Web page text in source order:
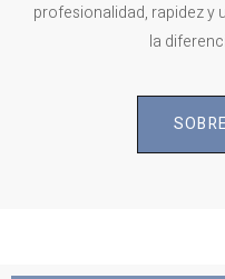
profesionalidad, rapidez y
la